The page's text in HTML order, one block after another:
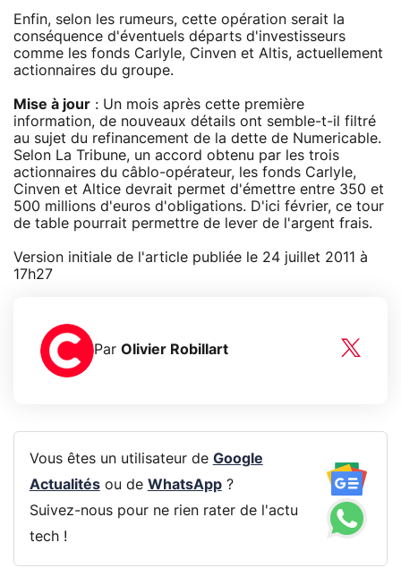
Enfin, selon les rumeurs, cette opération serait la
conséquence d'éventuels départs d'investisseurs
comme les fonds Carlyle, Cinven et Altis, actuellement
actionnaires du groupe.
Mise à jour : Un mois après cette première
information, de nouveaux détails ont semble-t-il filtré
au sujet du refinancement de la dette de Numericable.
Selon La Tribune, un accord obtenu par les trois
actionnaires du câblo-opérateur, les fonds Carlyle,
Cinven et Altice devrait permet d'émettre entre 350 et
500 millions d'euros d'obligations. D'ici février, ce tour
de table pourrait permettre de lever de l'argent frais.
Version initiale de l'article publiée le 24 juillet 2011 à
17h27
Par Olivier Robillart
Vous êtes un utilisateur de Google
Actualitésou de WhatsApp?
Suivez-nous pour ne rien rater de l'actu
tech !